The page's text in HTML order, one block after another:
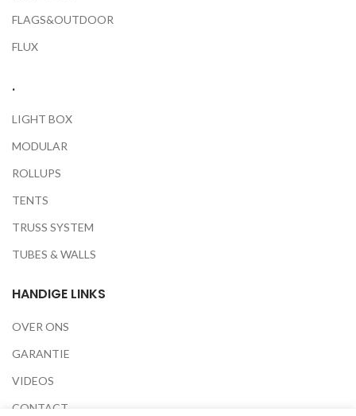
FLAGS&OUTDOOR
FLUX
.
LIGHT BOX
MODULAR
ROLLUPS
TENTS
TRUSS SYSTEM
TUBES & WALLS
HANDIGE LINKS
OVER ONS
GARANTIE
VIDEOS
CONTACT